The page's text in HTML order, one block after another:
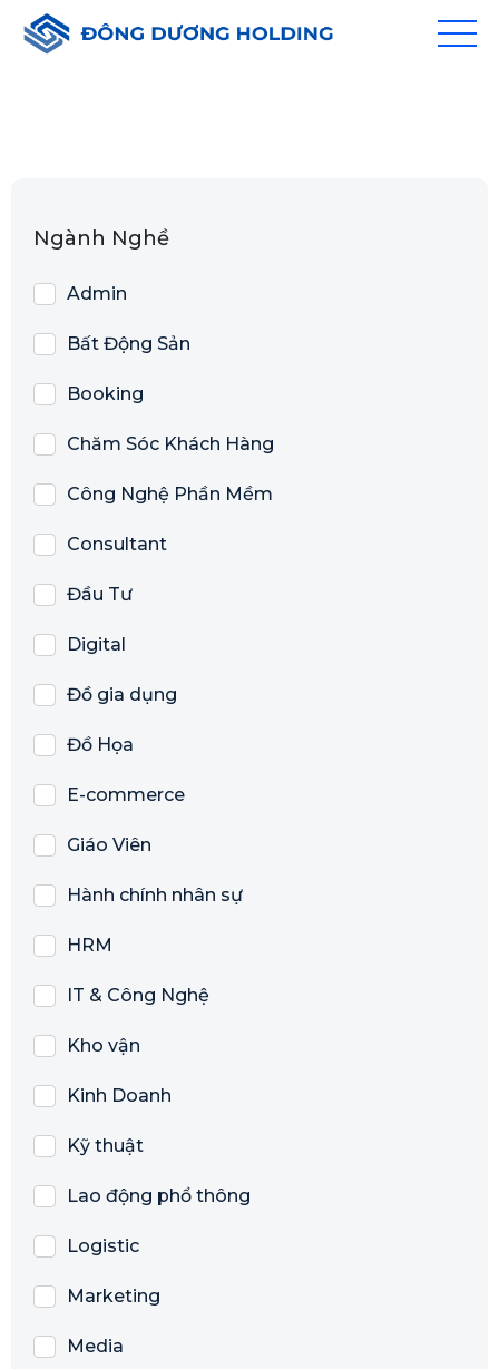
Ngành Nghề
Admin
Bất Động Sản
Booking
Chăm Sóc Khách Hàng
Công Nghệ Phần Mềm
Consultant
Đầu Tư
Digital
Đồ gia dụng
Đồ Họa
E-commerce
Giáo Viên
Hành chính nhân sự
HRM
IT & Công Nghệ
Kho vận
Kinh Doanh
Kỹ thuật
Lao động phổ thông
Logistic
Marketing
Media